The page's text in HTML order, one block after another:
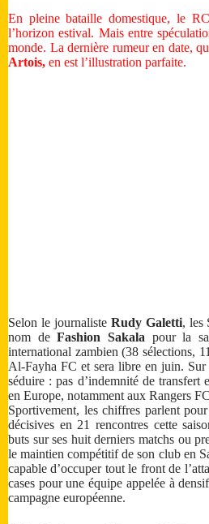
En pleine bataille domestique, le
l’horizon estival. Mais entre
monde. La dernière rumeur en date,
Artois, en est l’illustration parfaite.
Selon le journaliste Rudy Galetti, les
nom deFashion Sakala pour la
international zambien (38 sélections,
Al-Fayha FC et sera libre en juin.
séduire : pas d’indemnité de transfert
en Europe, notamment aux Rangers
Sportivement, les chiffres parlent
décisives en 21 rencontres cette
buts sur ses huit derniers matchs ou
le maintien compétitif de son club en
capable d’occuper tout le front de
cases pour une équipe appelée à
campagne européenne.